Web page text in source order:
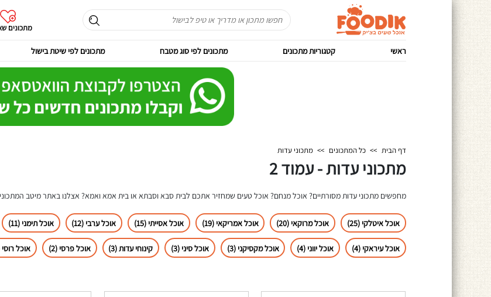
מתכונים
ראשי קטגוריות מתכונים מתכונים לפי סוג מטבח מתכונים לפי שיטת בישול
דף הבית >> כל המתכונים >> מתכוני עדות
מתכוני עדות - עמוד 2
מחפשים מתכוני עדות מסורתיים? אוכל מנחם? אוכל טעים שמחזיר אתכם לבית סבא וסבתא או בית אמא ואמא? אצלנו באתר מיטב
אוכל איטלקי (25) אוכל מרוקאי (20) אוכל אמריקאי (19) אוכל אסייתי (15) אוכל ערבי (12) אוכל תימני (11)
אוכל עיראקי (4) אוכל יווני (4) אוכל מקסיקני (3) אוכל סיני (3) קינוחי עדות (3) אוכל פרסי (2) אוכל רוסי